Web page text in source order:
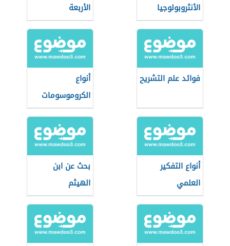
الأنثروبولوجيا
الأربعة
فوائد علم التشريح
أنواع
الكروموسومات
أنواع التفكير
العلمي
بحث عن ابن
الهيثم